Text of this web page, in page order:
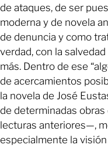
de ataques, de ser
moderna y de novela
de denuncia y como
verdad, con la
más. Dentro de ese
de acercamientos
la novela de José
de determinadas
lecturas anteriores—,
especialmente la